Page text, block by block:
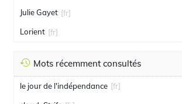
Julie Gayet [fr]
Lorient [fr]
Mots récemment consultés
le jour de l'indépendance [fr]